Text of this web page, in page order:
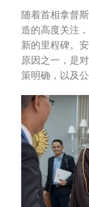
随着首相拿督
造的高度关注
新的里程碑。
原因之一，是
策明确，以及